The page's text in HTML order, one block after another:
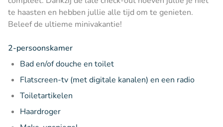
te haasten en hebben jullie alle tijd om te genieten.
Beleef de ultieme minivakantie!
2-persoonskamer
Bad en/of douche en toilet
Flatscreen-tv (met digitale kanalen) en een radio
Toiletartikelen
Haardroger